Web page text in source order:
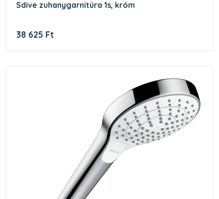
sdive zuhanygarnitúra 1s, króm
38 625 Ft